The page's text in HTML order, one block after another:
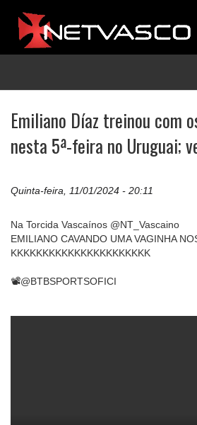
Emiliano Díaz treinou com
nesta 5ª-feira no Uruguai;
Quinta-feira, 11/01/2024 - 20:11
Na Torcida Vascaínos @NT_Vascaino
EMILIANO CAVANDO UMA VAGINHA
KKKKKKKKKKKKKKKKKKKKKK
📽️@BTBSPORTSOFICI